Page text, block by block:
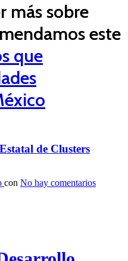
más sobre
este
que
de Clusters
con No hay comentarios